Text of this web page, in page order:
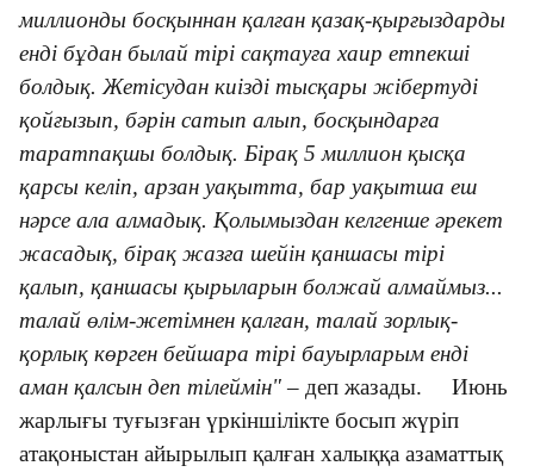
миллионды босқыннан қалған қазақ-қырғыздарды
ендi бұдан былай тiрi сақтауға хаир етпекшi
болдық. Жетiсудан киiздi тысқары жiбертудi
қойғызып, бәрiн сатып алып, босқындарға
таратпақшы болдық. Бiрақ 5 миллион қысқа
қарсы келiп, арзан уақытта, бар уақытша еш
нәрсе ала алмадық. Қолымыздан келгенше әрекет
жасадық, бiрақ жазға шейiн қаншасы тiрi
қалып, қаншасы қырыларын болжай алмаймыз...
талай өлiм-жетiмнен қалған, талай зорлық-
қорлық көрген бейшара тiрi бауырларым ендi
аман қалсын деп тiлеймiн"– деп жазады. Июнь
жарлығы туғызған үркіншілікте босып жүріп
атақоныстан айырылып қалған халыққа азаматтық